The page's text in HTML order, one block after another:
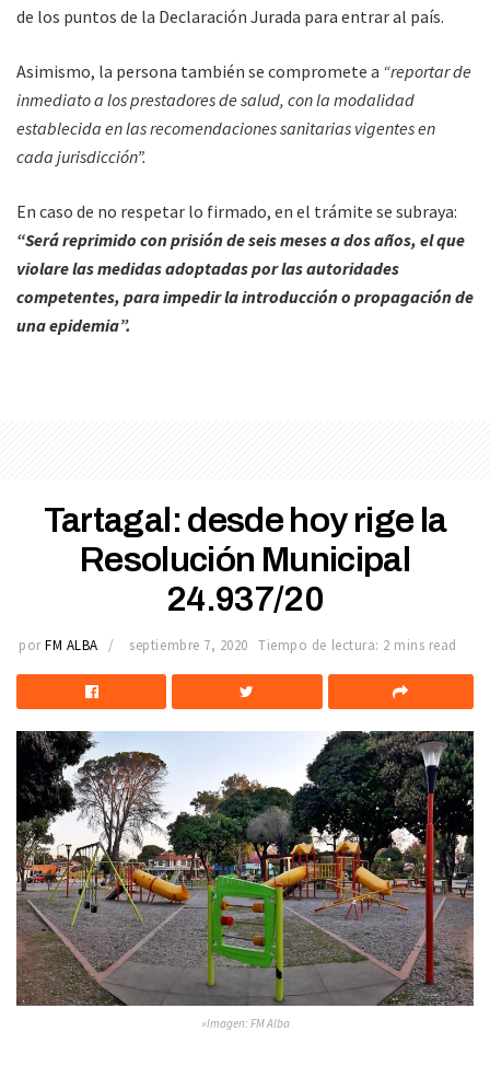
de los puntos de la Declaración Jurada para entrar al país.
Asimismo, la persona también se compromete a “reportar de
inmediato a los prestadores de salud, con la modalidad
establecida en las recomendaciones sanitarias vigentes en
cada jurisdicción”.
En caso de no respetar lo firmado, en el trámite se subraya:
“Será reprimido con prisión de seis meses a dos años, el que
violare las medidas adoptadas por las autoridades
competentes, para impedir la introducción o propagación de
una epidemia”.
Tartagal: desde hoy rige la
Resolución Municipal
24.937/20
por FM ALBA septiembre 7, 2020 Tiempo de lectura: 2 mins read
»Imagen: FM Alba